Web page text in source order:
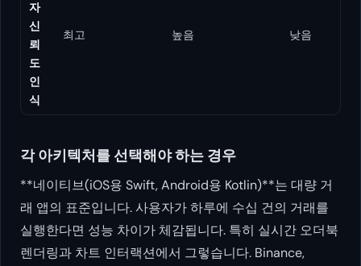
자
신
뢰
도
인
식
최고 높음 낮음
각 아키텍처를 선택해야 하는 경우
**네이티브(iOS용 Swift, Android용 Kotlin)**는 대량 거
래 앱의 표준입니다. 사용자가 하루에 수십 건의 거래를
실행한다면 성능 차이가 체감됩니다. 특히 실시간 오더북
렌더링과 차트 인터랙션에서 그렇습니다. Binance,